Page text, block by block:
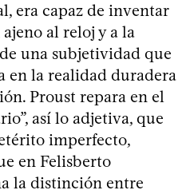
era capaz de inventar
al reloj y a la
una subjetividad que
en la realidad duradera
Proust repara en el
así lo adjetiva, que
imperfecto,
en Felisberto
la distinción entre